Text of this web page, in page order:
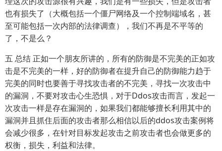
也有损失了（大概包括一个僵尸网络及一个控制端域名，甚
至可能包括一次内部的法律调查），我们不再是不平等的
了，不是么？
五 总结 正如一个朋友所讲的，所有的防御是不完美的正如攻
击是不完美的一样，好的防御者在提升自己的防御能力趋于
完美的同时也要善于寻找攻击者的不完美，寻找一次攻击中
的漏洞，不要对攻击心生恐惧，对于Ddos攻击而言，发起一
次攻击一样是存在漏洞的，如果我们都能够擅长利用其中的
漏洞并且抓住后面的攻击者那么相信以后的ddos攻击案例将
会减少很多，在针对目标发起攻击之前攻击者也会做更多的
权衡，损失，利益和法律。